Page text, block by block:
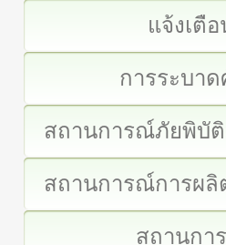
แจ้งเตื
การระบา
สถานการณ์ภัยพิบัติ
สถานการณ์การผลิ
สถานกา